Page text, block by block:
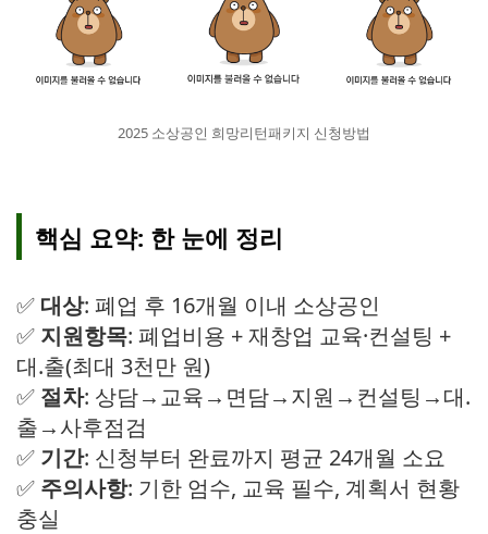
2025 소상공인 희망리턴패키지 신청방법
핵심 요약: 한 눈에 정리
✅ 대상: 폐업 후 16개월 이내 소상공인
✅ 지원항목: 폐업비용 + 재창업 교육·컨설팅 +
대.출(최대 3천만 원)
✅ 절차: 상담→교육→면담→지원→컨설팅→대.
출→사후점검
✅ 기간: 신청부터 완료까지 평균 24개월 소요
✅ 주의사항: 기한 엄수, 교육 필수, 계획서 현황
충실